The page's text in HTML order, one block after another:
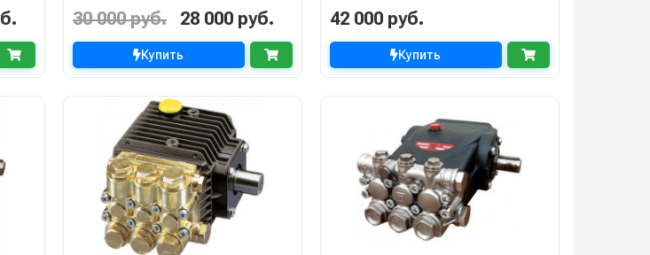
30 000 руб. 28 000 руб.
Купить
42 000 руб.
Купить